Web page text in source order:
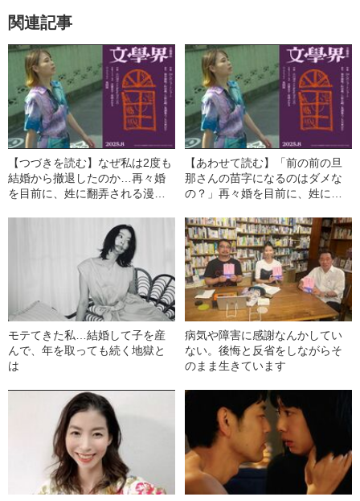
関連記事
【つづきを読む】なぜ私は2度も
結婚から撤退したのか…再々婚
を目前に、姓に翻弄される漫画
【あわせて読む】「前の前の旦
那さんの苗字になるのはダメな
の？」再々婚を目前に、姓に翻
紀最大の理不尽”
モテてきた私…結婚して子を産
んで、年を取っても続く地獄と
は
病気や障害に感謝なんかしてい
ない。後悔と反省をしながらそ
のまま生きています